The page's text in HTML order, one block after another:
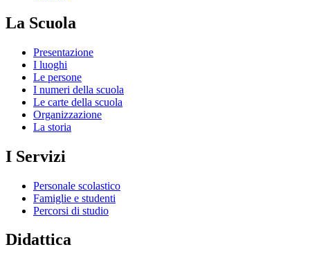
La Scuola
Presentazione
I luoghi
Le persone
I numeri della scuola
Le carte della scuola
Organizzazione
La storia
I Servizi
Personale scolastico
Famiglie e studenti
Percorsi di studio
Didattica